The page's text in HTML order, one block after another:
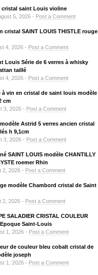
cristal saint Louis violine
5, 2026 - Post a Comment
cristal SAINT LOUIS THISTLE rouge
4, 2026 - Post a Comment
Louis Série de 6 verres à whisky
taillé
4, 2026 - Post a Comment
à vin en cristal de saint louis modèle
cm
3, 2026 - Post a Comment
Astrid 5 verres ancien cristal
h 9,1cm
3, 2026 - Post a Comment
SAINT LOUIS modèle CHANTILLY
roemer Rhin
2, 2026 - Post a Comment
modèle Chambord cristal de Saint
2, 2026 - Post a Comment
SALADIER CRISTAL COULEUR
Saint-Louis
1, 2026 - Post a Comment
de couleur bleu cobalt cristal de
joseph
1, 2026 - Post a Comment